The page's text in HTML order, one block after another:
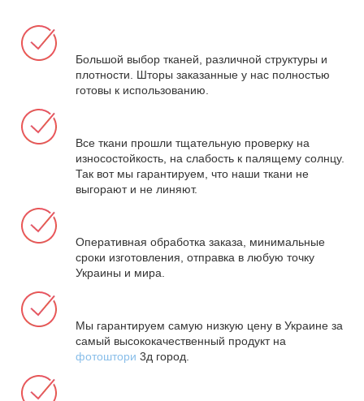
Большой выбор тканей, различной структуры и
плотности. Шторы заказанные у нас полностью
готовы к использованию.
Все ткани прошли тщательную проверку на
износостойкость, на слабость к палящему солнцу.
Так вот мы гарантируем, что наши ткани не
выгорают и не линяют.
Оперативная обработка заказа, минимальные
сроки изготовления, отправка в любую точку
Украины и мира.
Мы гарантируем самую низкую цену в Украине за
самый высококачественный продукт на
фотоштори 3д город.